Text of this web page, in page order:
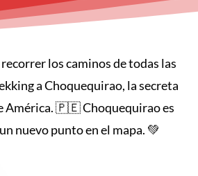
los caminos de todas las
a Choquequirao, la secreta
América. 🇵🇪 Choquequirao es
nuevo punto en el mapa. 💚